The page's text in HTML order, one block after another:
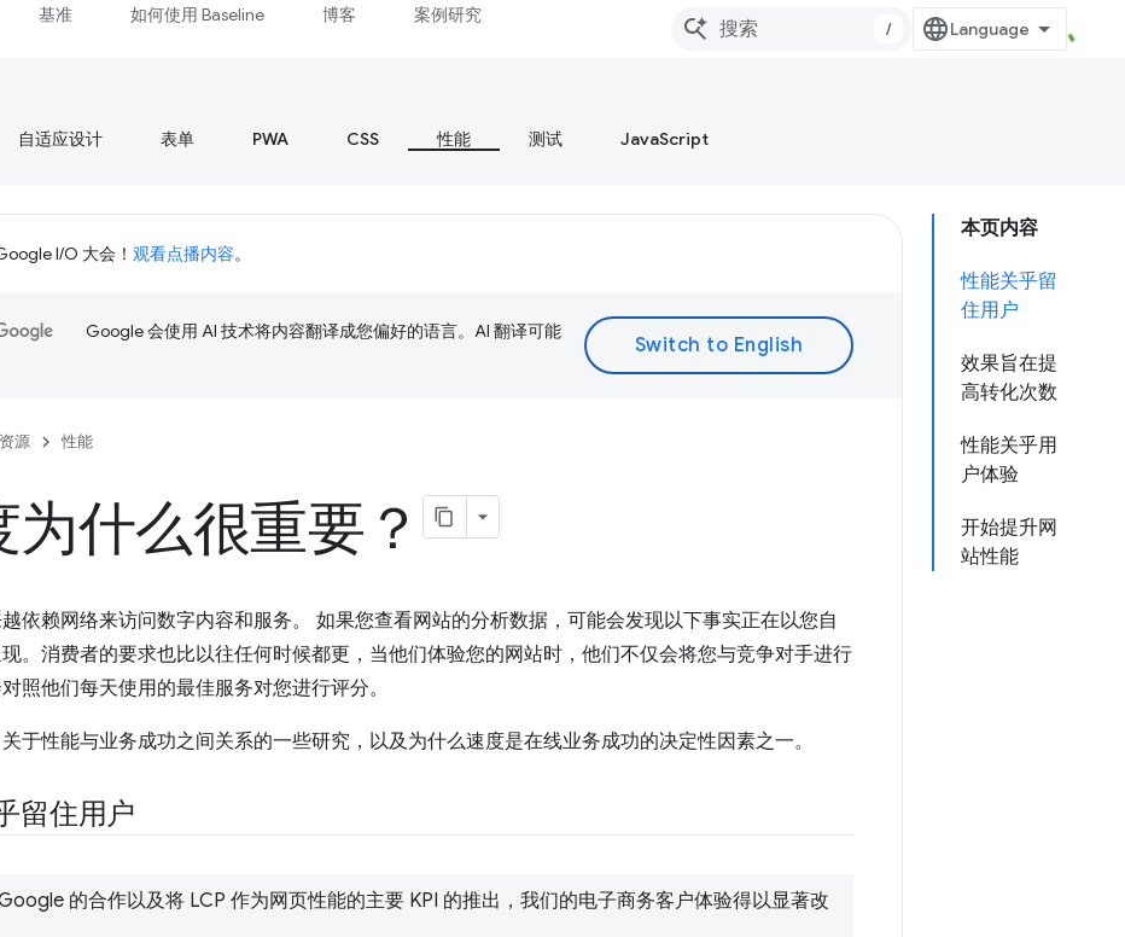
基准 如何使用 Baseline 博客 案例研究
/
自适应设计 表单 PWA CSS 性能 测试 JavaScript
本页内容
性能关乎留
住用户
效果旨在提
高转化次数
性能关乎用
户体验
开始提升网
站性能
I/O 大会！ 观看点播内容。
Google 会使用 AI 技术将内容翻译成您偏好的语言。AI 翻译可能
资源 性能
为什么很重要？
依赖网络来访问数字内容和服务。 如果您查看网站的分析数据，可能会发现以下事实正在以您自
。消费者的要求也比以往任何时候都更，当他们体验您的网站时，他们不仅会将您与竞争对手进行
照他们每天使用的最佳服务对您进行评分。
于性能与业务成功之间关系的一些研究，以及为什么速度是在线业务成功的决定性因素之一。
留住用户
的合作以及将 LCP 作为网页性能的主要 KPI 的推出，我们的电子商务客户体验得以显著改